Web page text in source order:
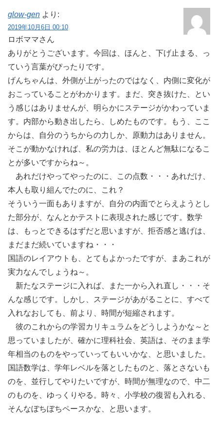
glow-gen より:
2019年10月6日 00:10
ロボママさん
ありがとうございます。今回は、ほんと、下げ止まる、っ
ていう言葉がぴったりです。
げんちゃんは、外側が上がったのではなく、内側に変化が
おこっていることがわかります。まだ、突き抜けた、とい
う感じはありませんが、明らかにステージがかわっていま
す。内部から動き出したら、しめたものです。もう、ここ
からは、自分のうちからの力しか、原動力はありません。
そこが動かなければ、私の労力は、ほとんど無駄になるこ
とが多いですからね～。
あれだけやってやったのに、この点数・・・あれだけ、
本人も取り組んでたのに、これ？
そういう一面もありますが、自分の内面でとらえようとし
た部分が、なんとかテストに表現された感じです。数学
は、もっとできるはずだと思いますが、拒否感と逃げは、
まだまだ続いていますね・・・
国語のレイアウトも、とてもよかったですが、まあこれが
実力なんでしょうね～。
新たなステージに入れば、また一から入れ直し・・・そ
んな感じです。しかし、ステージがあがることに、すべて
入れなおしても、前より、時間が短縮されます。
彼のこれからの学習カリキュラムをどうしようかな～と
思っていましたが、確かに理科社会、英語は、そのまま学
年相当のものをやっていってもいいかな、と思いました。
国語数学は、学年レベルを落としたものと、落とさないも
のを、並行してやりたいですが、時間が無理なので、中二
のものを、ゆっくりやる。時々、小学校の復習も入れる、
そんなぼちぼちペースかな、と思います。